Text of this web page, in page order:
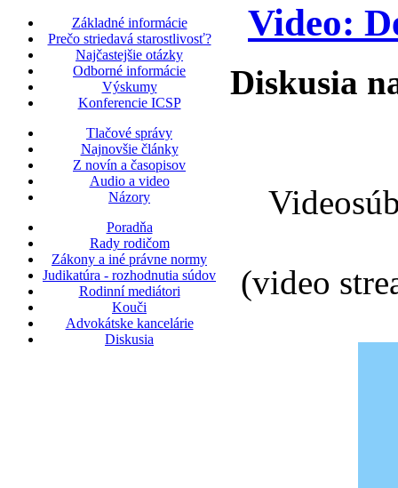
Základné informácie
Prečo striedavá starostlivosť?
Najčastejšie otázky
Odborné informácie
Výskumy
Konferencie ICSP
Tlačové správy
Najnovšie články
Z novín a časopisov
Audio a video
Názory
Poradňa
Rady rodičom
Zákony a iné právne normy
Judikatúra - rozhodnutia súdov
Rodinní mediátori
Kouči
Advokátske kancelárie
Diskusia
Video:
Diskusia
(video